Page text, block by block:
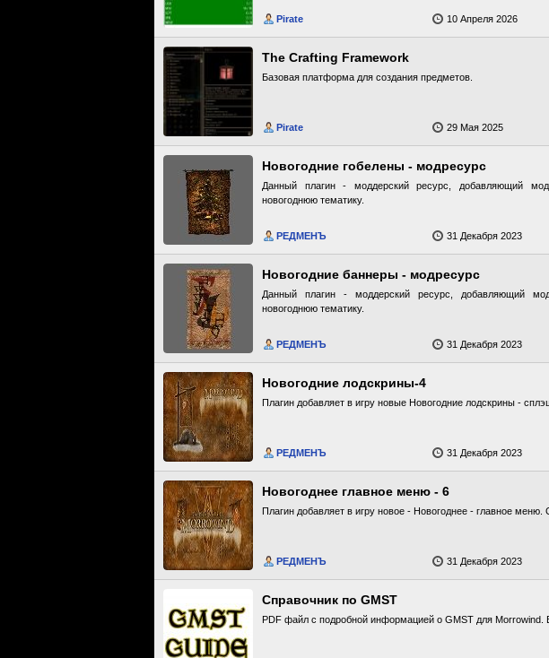
Pirate 10 Апреля 2026
The Crafting Framework
Базовая платформа для создания предметов.
Pirate 29 Мая 2025
Новогодние гобелены - модресурс
Данный плагин - моддерский ресурс, добавляющий
новогоднюю тематику.
РЕДМЕНЪ 31 Декабря 2023
Новогодние баннеры - модресурс
Данный плагин - моддерский ресурс, добавляющий
новогоднюю тематику.
РЕДМЕНЪ 31 Декабря 2023
Новогодние лодскрины-4
Плагин добавляет в игру новые Новогодние лодскрины -
РЕДМЕНЪ 31 Декабря 2023
Новогоднее главное меню - 6
Плагин добавляет в игру новое - Новогоднее - главное
РЕДМЕНЪ 31 Декабря 2023
Справочник по GMST
PDF файл с подробной информацией о GMST для Morrowind.